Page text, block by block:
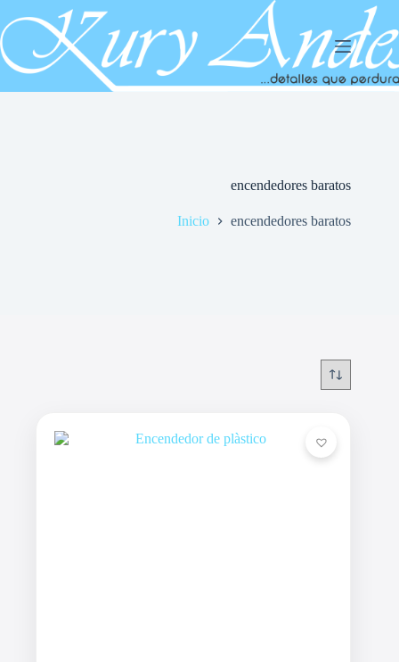
al
contenido
encendedores baratos
Inicio encendedores baratos